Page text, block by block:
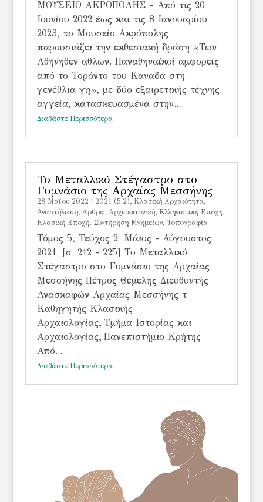
ΜΟΥΣΕΙΟ ΑΚΡΟΠΟΛΗΣ - Από τις 20
Ιουνίου 2022 έως και τις 8 Ιανουαρίου
2023, το Μουσείο Ακρόπολης
παρουσιάζει την εκθεσιακή δράση «Των
Αθήνηθεν άθλων. Παναθηναϊκοί αμφορείς
από το Τορόντο του Καναδά στη
γενέθλια γη», με δύο εξαιρετικής τέχνης
αγγεία, κατασκευασμένα στην...
Διαβάστε Περισσότερα
Το Μεταλλικό Στέγαστρο στο
Γυμνάσιο της Αρχαίας Μεσσήνης
28 Μαΐου 2022 | 2021 (5.2) Kλασική Αρχαιότητα,
Αναστήλωση, Άρθρα, Αρχιτεκτονική, Ελληνιστική Εποχή,
Κλασική Εποχή, Συντήρηση Μνημείων, Τοπογραφία
Τόμος 5, Τεύχος 2 Μάιος - Αύγουστος
2021 [σ. 212 - 225] Το Μεταλλικό
Στέγαστρο στο Γυμνάσιο της Αρχαίας
Μεσσήνης Πέτρος Θέμελης Διευθυντής
Ανασκαφών Αρχαίας Μεσσήνης τ.
Καθηγητής Κλασικής
Αρχαιολογίας, Τμήμα Ιστορίας και
Αρχαιολογίας, Πανεπιστήμιο Κρήτης
Από...
Διαβάστε Περισσότερα